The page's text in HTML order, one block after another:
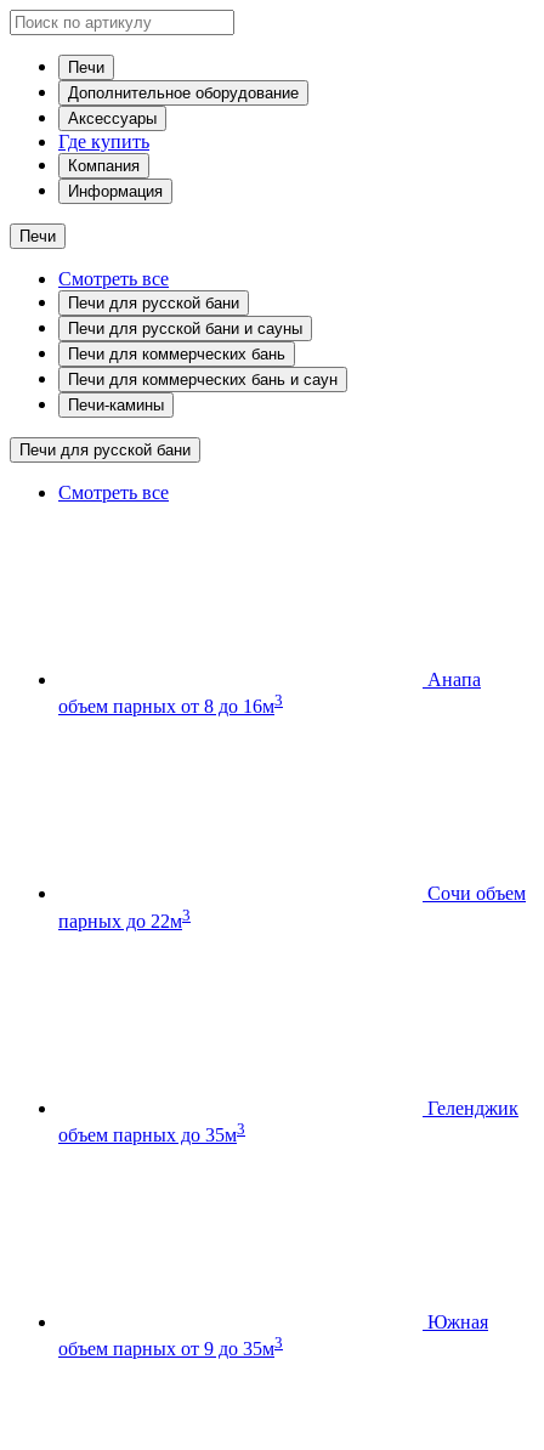
Печи
Дополнительное оборудование
Аксессуары
Где купить
Компания
Информация
Печи
Смотреть все
Печи для русской бани
Печи для русской бани и сауны
Печи для коммерческих бань
Печи для коммерческих бань и саун
Печи-камины
Печи для русской бани
Смотреть все
Анапа
объем парных от 8 до 16м3
Сочи объем
парных до 22м3
Геленджик
объем парных до 35м3
Южная
объем парных от 9 до 35м3